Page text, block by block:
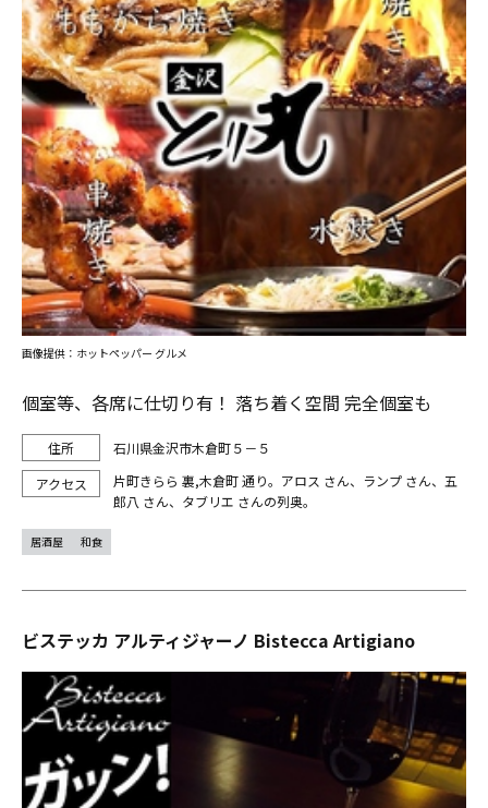
個室等、各席に仕切り有！ 落ち着く空間 完全個室も
石川県金沢市木倉町５－５
片町きらら 裏,木倉町 通り。アロス さん、ランプ さん、五
郎八 さん、タブリエ さんの列奥。
画像提供：ホットペッパー グルメ
居酒屋 和食
ビステッカ アルティジャーノ Bistecca Artigiano